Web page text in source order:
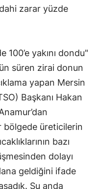
Muğla
Muş
Nevşehir
Niğde
Ordu
Rize
Sakarya
zarar yüzde
100’e yakını dondu"
süren zirai donun
yapan Mersin
Başkanı Hakan
bölgede üreticilerin
bazı
dolayı
geldiğini ifade
Şu anda